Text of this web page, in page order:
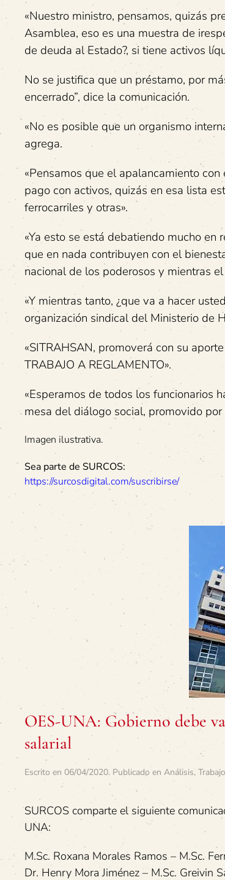
«Nuestro ministro, pensamos, quizás
Asamblea, eso es una muestra de
de deuda al Estado?, si tiene activos
No se justifica que un préstamo, por
encerrado”, dice la comunicación.
«No es posible que un organismo
agrega.
«Pensamos que el apalancamiento
pago con activos, quizás en esa lista
ferrocarriles y otras».
«Ya esto se está debatiendo mucho
que en nada contribuyen con el
nacional de los poderosos y mientras
«Y mientras tanto, ¿que va a hacer
organización sindical del Ministerio de
«SITRAHSAN, promoverá con su
TRABAJO A REGLAMENTO».
«Esperamos de todos los funcionarios
mesa del diálogo social, promovido
Imagen ilustrativa.
Sea parte de SURCOS:
https://surcosdigital.com/suscribirse/
OES-UNA: Gobierno debe
salarial
Escrito en 06/04/2020. Publicado en Análisis, Trabajo
SURCOS comparte el siguiente
UNA:
M.Sc. Roxana Morales Ramos – M.Sc.
Dr. Henry Mora Jiménez – M.Sc. Greivin